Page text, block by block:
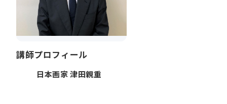
講師プロフィール
日本画家 津田親重